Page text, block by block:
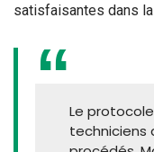
satisfaisantes dans
Le
techniciens